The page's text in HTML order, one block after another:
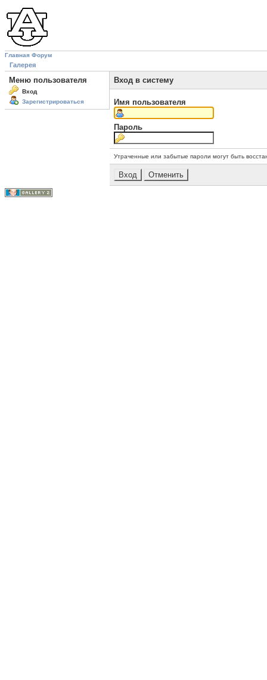
Главная Форум
Галерея
Меню пользователя
Вход
Зарегистрироваться
Вход в систему
Имя пользователя
Пароль
Утраченные или забытые пароли могут быть